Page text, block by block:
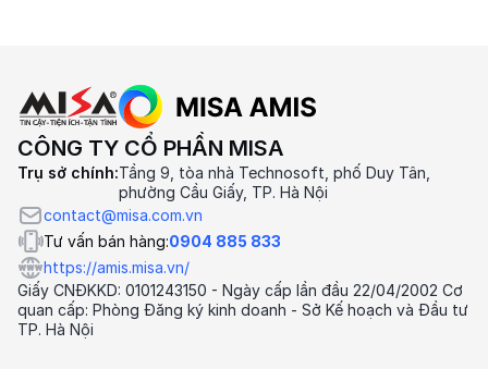
CÔNG TY CỔ PHẦN MISA
Trụ sở chính:Tầng 9, tòa nhà Technosoft, phố Duy Tân,
phường Cầu Giấy, TP. Hà Nội
contact@misa.com.vn
Tư vấn bán hàng:0904 885 833
https://amis.misa.vn/
Giấy CNĐKKD: 0101243150 - Ngày cấp lần đầu 22/04/2002 Cơ
quan cấp: Phòng Đăng ký kinh doanh - Sở Kế hoạch và Đầu tư
TP. Hà Nội